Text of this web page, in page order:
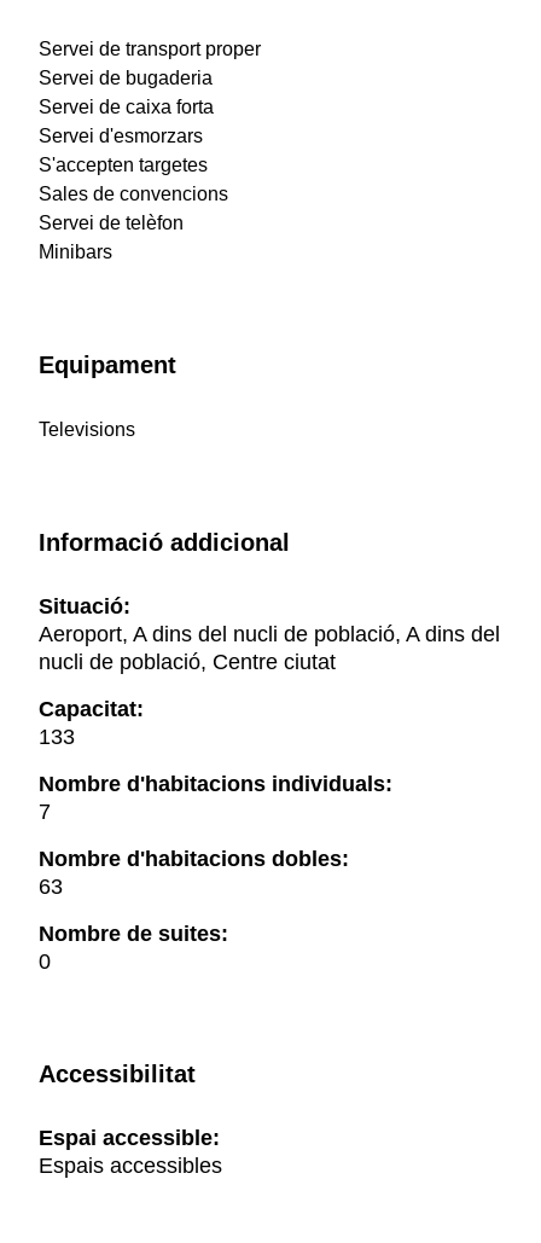
Servei de transport proper
Servei de bugaderia
Servei de caixa forta
Servei d'esmorzars
S'accepten targetes
Sales de convencions
Servei de telèfon
Minibars
Equipament
Televisions
Informació addicional
Situació:
Aeroport, A dins del nucli de població, A dins del
nucli de població, Centre ciutat
Capacitat:
133
Nombre d'habitacions individuals:
7
Nombre d'habitacions dobles:
63
Nombre de suites:
0
Accessibilitat
Espai accessible:
Espais accessibles